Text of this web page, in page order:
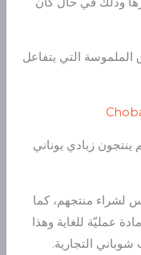
التي يتفاعل
ينتجون زبادي يوناني
لشراء منتجهم، كما
عمليّة للغاية وهذا
التجارية.